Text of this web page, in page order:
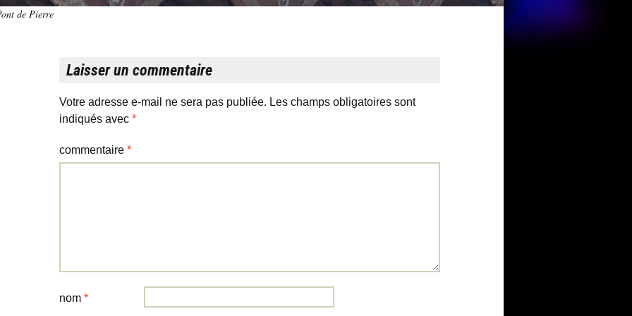
de Pierre
Laisser un commentaire
Votre adresse e-mail ne sera pas publiée. Les champs obligatoires sont
indiqués avec *
commentaire *
nom *